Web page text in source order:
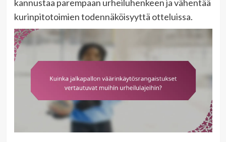
kannustaa parempaan urheiluhenkeen ja vähentää
kurinpitotoimien todennäköisyyttä otteluissa.